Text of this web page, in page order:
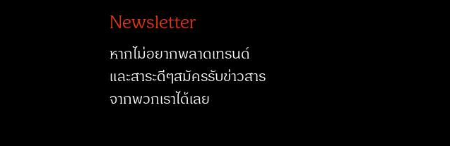
Newsletter
หากไม่อยากพลาดเทรนด์
และสาระดีๆสมัครรับข่าวสาร
จากพวกเราได้เลย